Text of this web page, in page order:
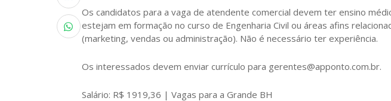
Os candidatos para a vaga de atendente comercial devem ter ensino
estejam em formação no curso de Engenharia Civil ou áreas afins
(marketing, vendas ou administração). Não é necessário ter experiência.
Os interessados devem enviar currículo para gerentes@apponto.com.br.
Salário: R$ 1919,36 | Vagas para a Grande BH